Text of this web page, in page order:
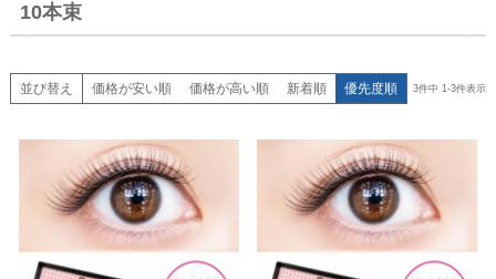
10本束
並び替え 価格が安い順 価格が高い順 新着順 優先度順 3件中 1-3件表示